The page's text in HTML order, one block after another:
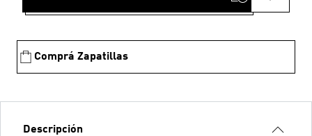
Comprá Zapatillas
Descripción